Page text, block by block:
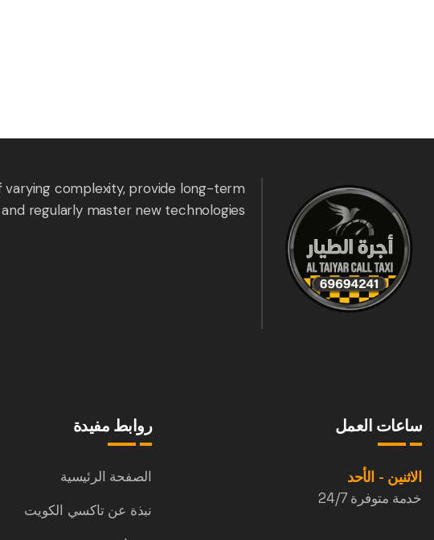
varying complexity, provide long-term
regularly master new technologies.
ساعات العمل
الاثنين - الأحد
خدمة متوفرة 24/7
روابط مفيدة
الصفحة الرئيسية
نبذة عن تاكسي الكويت